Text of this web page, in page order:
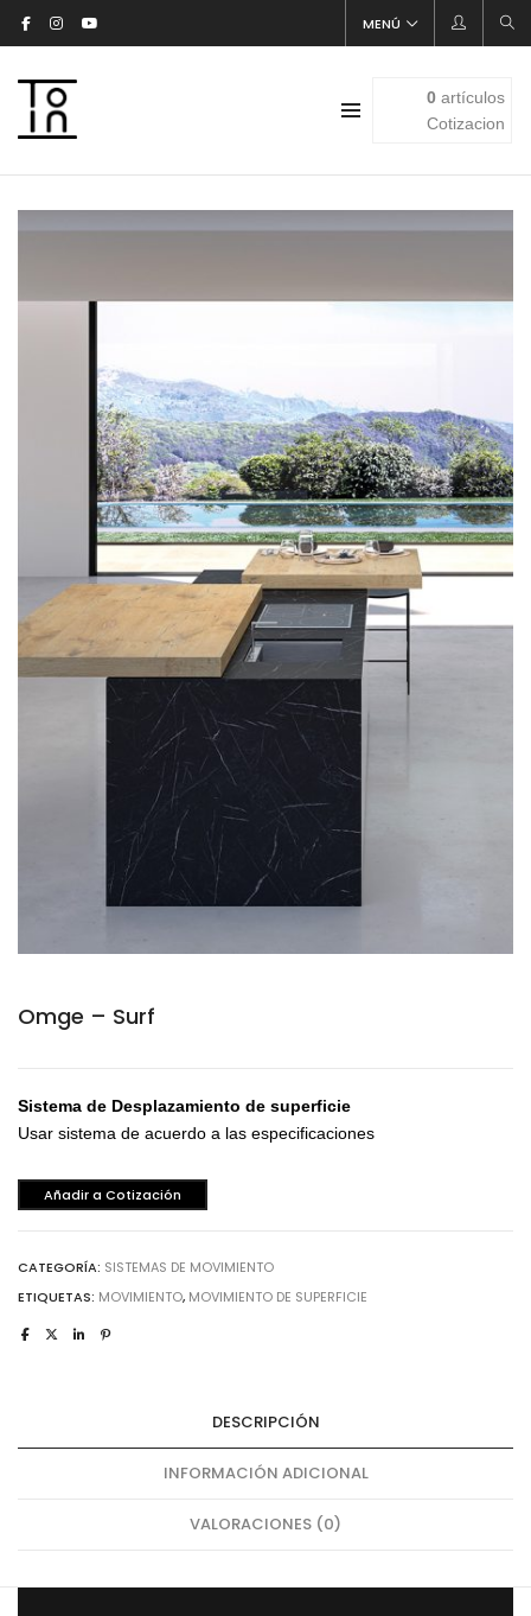
MENÚ
0artículos
Cotizacion
Omge – Surf
Sistema de Desplazamiento de superficie
Usar sistema de acuerdo a las especificaciones
Añadir a Cotización
CATEGORÍA: SISTEMAS DE MOVIMIENTO
ETIQUETAS: MOVIMIENTO, MOVIMIENTO DE SUPERFICIE
DESCRIPCIÓN
INFORMACIÓN ADICIONAL
VALORACIONES (0)